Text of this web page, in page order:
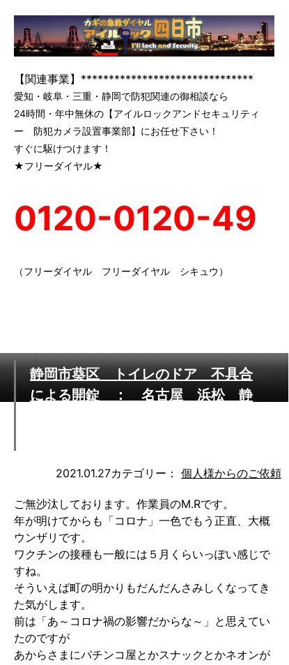
【関連事業】*******************************
愛知・岐阜・三重・静岡で防犯関連の御相談なら
24時間・年中無休の【アイルロックアンドセキュリティ
ー 防犯カメラ設置事業部】にお任せ下さい！
すぐに駆けつけます！
★フリーダイヤル★
0120-0120-49
（フリーダイヤル フリーダイヤル シキュウ）
静岡市葵区 トイレのドア 不具合
による開錠 ： 名古屋 浜松 静
2021.01.27カテゴリー： 個人様からのご依頼
ご無沙汰しております。作業員のM.Rです。
年が明けてからも「コロナ」一色でもう正直、大概
ウンザリです。
ワクチンの接種も一般には５月くらいっぽい感じで
すね。
そういえば町の明かりもだんだんさみしくなってき
た気がします。
前は「あ～コロナ禍の影響だからな～」と思えてい
たのですが
あからさまにパチンコ屋とかスナックとかネオンが